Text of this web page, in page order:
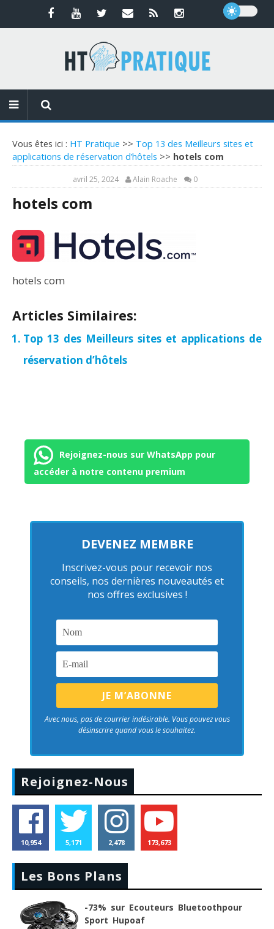
Vous êtes ici : HT Pratique >> Top 13 des Meilleurs sites et
applications de réservation d’hôtels >> hotels com
avril 25, 2024 Alain Roache 0
hotels com
hotels com
Articles Similaires:
Top 13 des Meilleurs sites et applications de
réservation d’hôtels
Rejoignez-nous sur WhatsApp pour
accéder à notre contenu premium
DEVENEZ MEMBRE
Inscrivez-vous pour recevoir nos
conseils, nos dernières nouveautés et
nos offres exclusives !
Avec nous, pas de courrier indésirable. Vous pouvez vous
désinscrire quand vous le souhaitez.
Rejoignez-Nous
10,954 5,171 2,478 173,673
Les Bons Plans
-73% sur Ecouteurs Bluetoothpour
Sport Hupoaf